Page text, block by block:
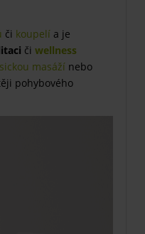
či koupelí a je
či wellness
masáží nebo
pohybového